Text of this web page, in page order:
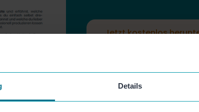
Details
Jetzt kostenlos